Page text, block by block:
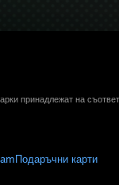
принадлежат на
Подаръчни карти